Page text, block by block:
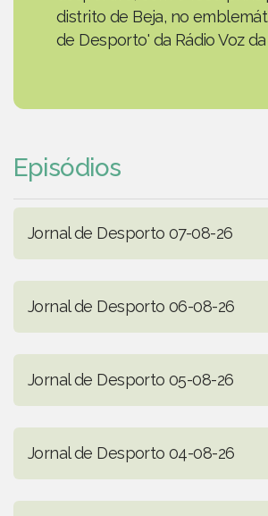
distrito de Beja, no
de Desporto' da Rádio Voz
Episódios
Jornal de Desporto 07-08-26
Jornal de Desporto 06-08-26
Jornal de Desporto 05-08-26
Jornal de Desporto 04-08-26